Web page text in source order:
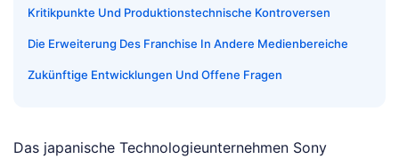
Kritikpunkte Und Produktionstechnische Kontroversen
Die Erweiterung Des Franchise In Andere Medienbereiche
Zukünftige Entwicklungen Und Offene Fragen
Das japanische Technologieunternehmen Sony